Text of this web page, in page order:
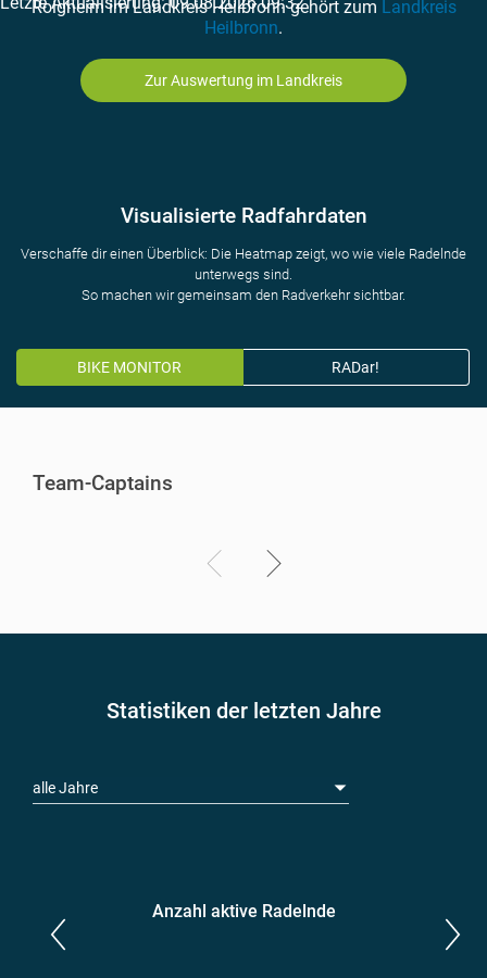
Roigheim im Landkreis Heilbronn gehört zum Landkreis
Heilbronn.
Zur Auswertung im Landkreis
Visualisierte Radfahrdaten
Verschaffe dir einen Überblick: Die Heatmap zeigt, wo wie viele Radelnde
unterwegs sind.
So machen wir gemeinsam den Radverkehr sichtbar.
BIKE MONITOR RADar!
Team-Captains
Statistiken der letzten Jahre
alle Jahre
Anzahl aktive Radelnde